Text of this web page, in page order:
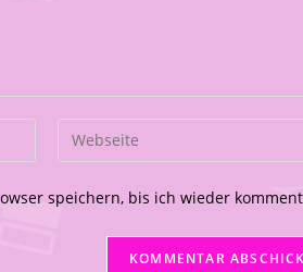
speichern, bis ich wieder